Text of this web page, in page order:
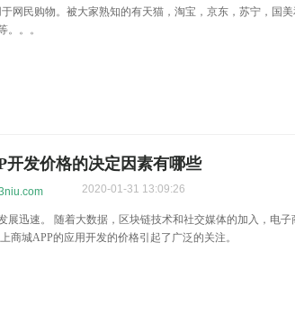
网民购物。被大家熟知的有天猫，淘宝，京东，苏宁，国
。。。
开发价格的决定因素有哪些
2020-01-31 13:09:26
展迅速。 随着大数据，区块链技术和社交媒体的加入，电
商城APP的应用开发的价格引起了广泛的关注。